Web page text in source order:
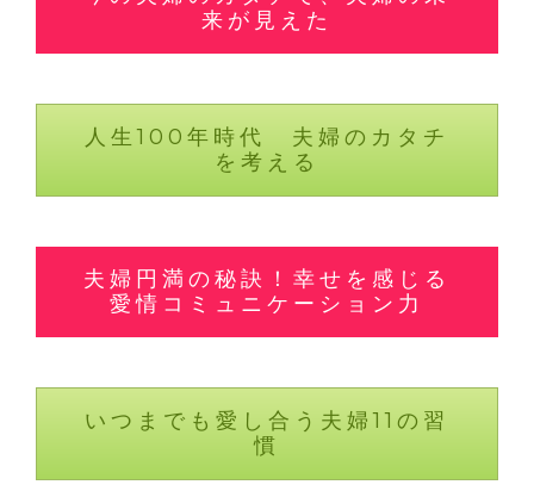
来が見えた
人生100年時代 夫婦のカタチ
を考える
夫婦円満の秘訣！幸せを感じる
愛情コミュニケーション力
いつまでも愛し合う夫婦11の習
慣